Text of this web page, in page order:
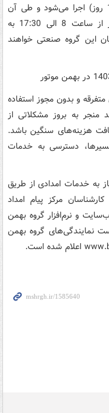
(عاملیت ها از تاریخ 29 اسفند به مدت 14 روز) اجرا می‌شود و طی آن
تعمیرگاه مرکزی و نمایندگی‌های بهمن‌موتور از ساعت 8 الی 17:30 به
این گروه صنعتی خواهند
و بدون مجوز استفاده
منجر به بروز مشکلاتی از
هزینه‌های سنگین باشد.
دسترسی به خدمات
به خدمات امدادی از طریق
برای ارتباط با کارشناسان مرکز پیام امداد
و نرم‌افزار گروه بهمن
نمایندگی‌های گروه بهمن